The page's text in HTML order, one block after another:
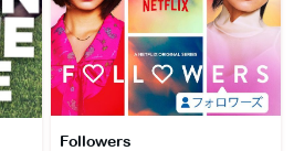
Followers